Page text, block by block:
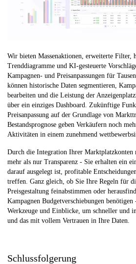
Wir bieten Massenaktionen, erweiterte Filter,
Trenddiagramme und KI-gesteuerte
Kampagnen- und Preisanpassungen für
können historische Daten segmentieren,
bearbeiten und die Leistung der
über ein einziges Dashboard. Zukünftige
Preisanpassung auf der Grundlage von
Bestandsprognose geben Verkäufern noch
Aktivitäten in einem zunehmend
Durch die Integration Ihrer Marktplatzkonten
mehr als nur Transparenz - Sie erhalten ein
darauf ausgelegt ist, profitable
treffen. Ganz gleich, ob Sie Ihre Regeln für
Preisgestaltung feinabstimmen oder
Kampagnen Budgetverschiebungen
Werkzeuge und Einblicke, um schneller und
und das mit vollem Vertrauen in Ihre Daten.
Schlussfolgerung